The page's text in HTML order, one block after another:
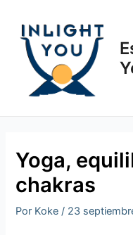
contenido
Yoga,
chakras
Por Koke / 23
entradas